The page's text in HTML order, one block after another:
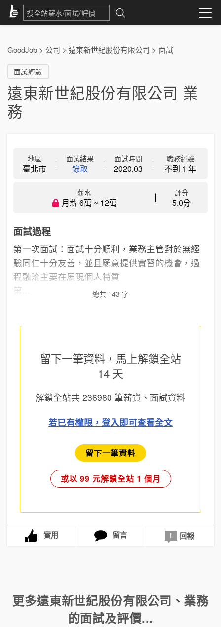
GoodJob > 公司 > 遠東新世紀股份有限公司 > 面試
面試經驗
遠東新世紀股份有限公司 業
務
地區
臺北市
面試結果
錄取
面試時間
2020.03
職務經驗
不到 1 年
薪水
月薪 6萬 ~ 12萬
評分
5.0分
面試過程
第一次面試：面試十分順利，業務主管對於無經
驗同仁十分友善，並且願意提供實習的機會，過
程融洽主要在展現個人特質
第...
總共 143 字
留下一筆資料，馬上解鎖全站
14 天
解鎖全站共 236980 筆薪資、面試資料
若已有權限，登入即可查看全文
留下一筆資料
或以 99 元解鎖全站 1 個月
實用 留言 回報
更多遠東新世紀股份有限公司 、 業務
的面試及評價...